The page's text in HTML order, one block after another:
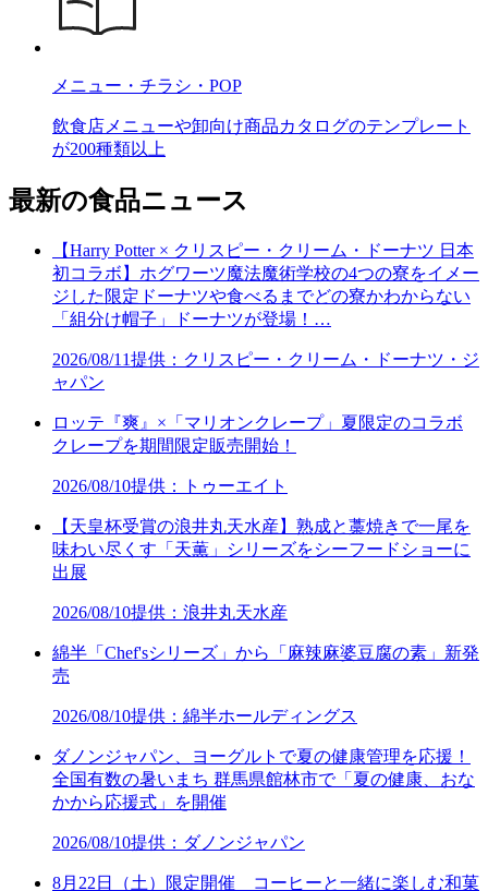
メニュー・チラシ・POP
飲食店メニューや卸向け商品カタログのテンプレート
が200種類以上
最新の食品ニュース
【Harry Potter × クリスピー・クリーム・ドーナツ 日本
初コラボ】ホグワーツ魔法魔術学校の4つの寮をイメー
ジした限定ドーナツや食べるまでどの寮かわからない
「組分け帽子」ドーナツが登場！…
2026/08/11提供：クリスピー・クリーム・ドーナツ・ジ
ャパン
ロッテ『爽』×「マリオンクレープ」夏限定のコラボ
クレープを期間限定販売開始！
2026/08/10提供：トゥーエイト
【天皇杯受賞の浪井丸天水産】熟成と藁焼きで一尾を
味わい尽くす「天薫」シリーズをシーフードショーに
出展
2026/08/10提供：浪井丸天水産
綿半「Chef'sシリーズ」から「麻辣麻婆豆腐の素」新発
売
2026/08/10提供：綿半ホールディングス
ダノンジャパン、ヨーグルトで夏の健康管理を応援！
全国有数の暑いまち 群馬県館林市で「夏の健康、おな
かから応援式」を開催
2026/08/10提供：ダノンジャパン
8月22日（土）限定開催 コーヒーと一緒に楽しむ和菓